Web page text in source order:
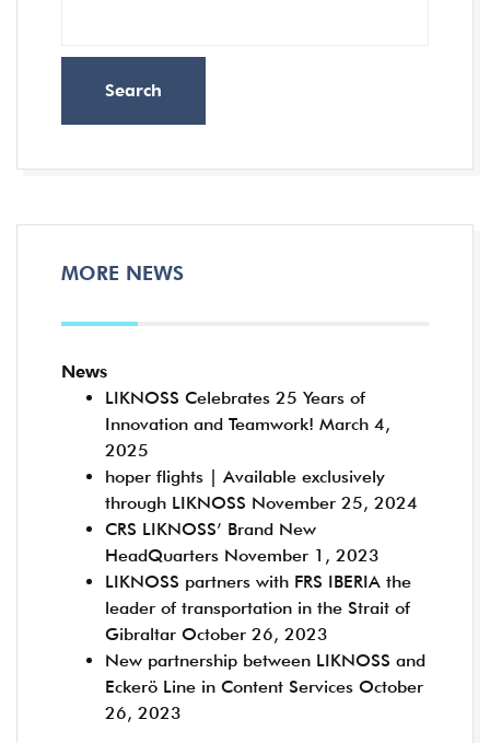
Search
MORE NEWS
News
LIKNOSS Celebrates 25 Years of
Innovation and Teamwork! March 4,
2025
hoper flights | Available exclusively
through LIKNOSS November 25, 2024
CRS LIKNOSS’ Brand New
HeadQuarters November 1, 2023
LIKNOSS partners with FRS IBERIA the
leader of transportation in the Strait of
Gibraltar October 26, 2023
New partnership between LIKNOSS and
Eckerö Line in Content Services October
26, 2023